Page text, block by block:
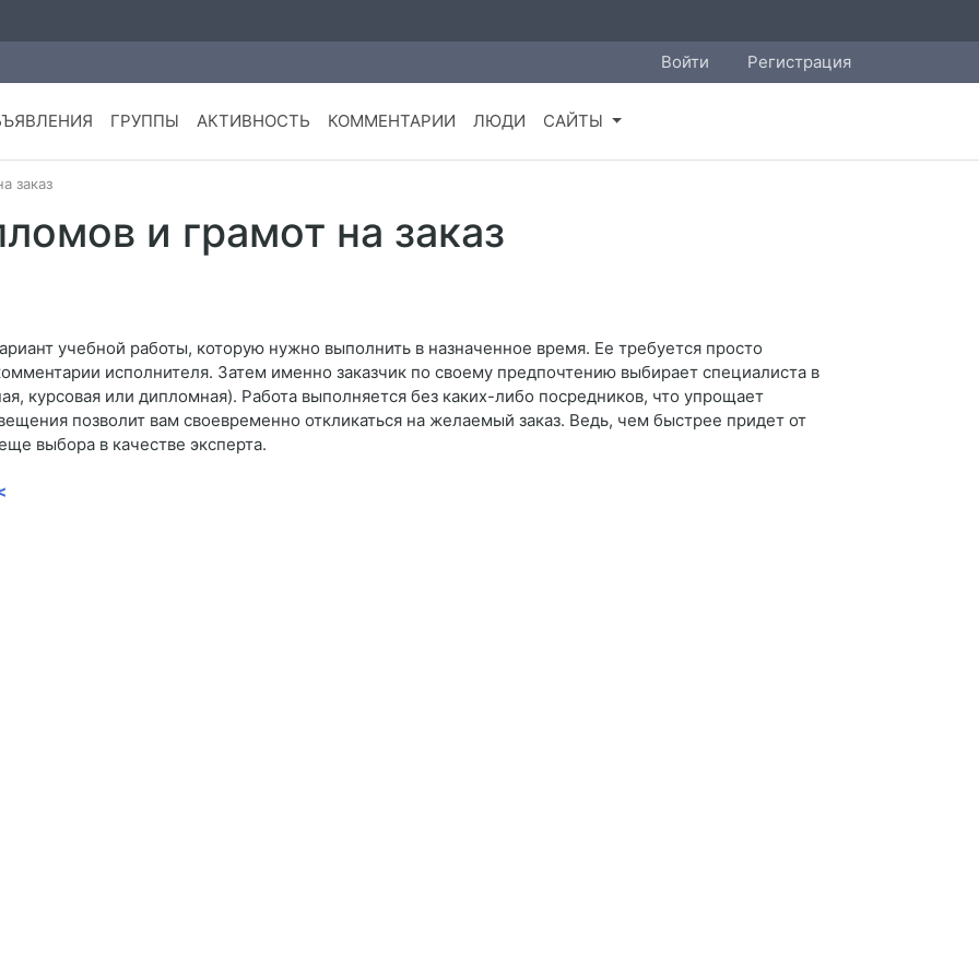
Войти Регистрация
ГРУППЫ АКТИВНОСТЬ КОММЕНТАРИИ ЛЮДИ САЙТЫ
заказ
и грамот на заказ
учебной работы, которую нужно выполнить в назначенное время. Ее требуется просто
исполнителя. Затем именно заказчик по своему предпочтению выбирает специалиста в
курсовая или дипломная). Работа выполняется без каких-либо посредников, что упрощает
позволит вам своевременно откликаться на желаемый заказ. Ведь, чем быстрее придет от
выбора в качестве эксперта.